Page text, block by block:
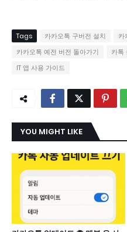
Tags 카카오톡 구버전 설치
카
카카오톡 예전 버전 돌아가기
카톡
IT 앱 사용 가이드
YOU MIGHT LIKE